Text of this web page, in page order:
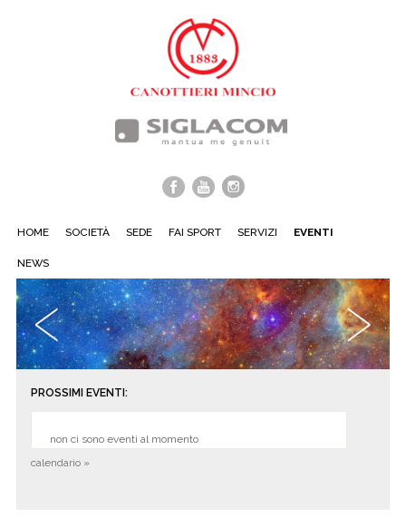
HOME SOCIETÀ SEDE FAI SPORT SERVIZI EVENTI
NEWS‹ ›
PROSSIMI EVENTI:
non ci sono eventi al momento
calendario »